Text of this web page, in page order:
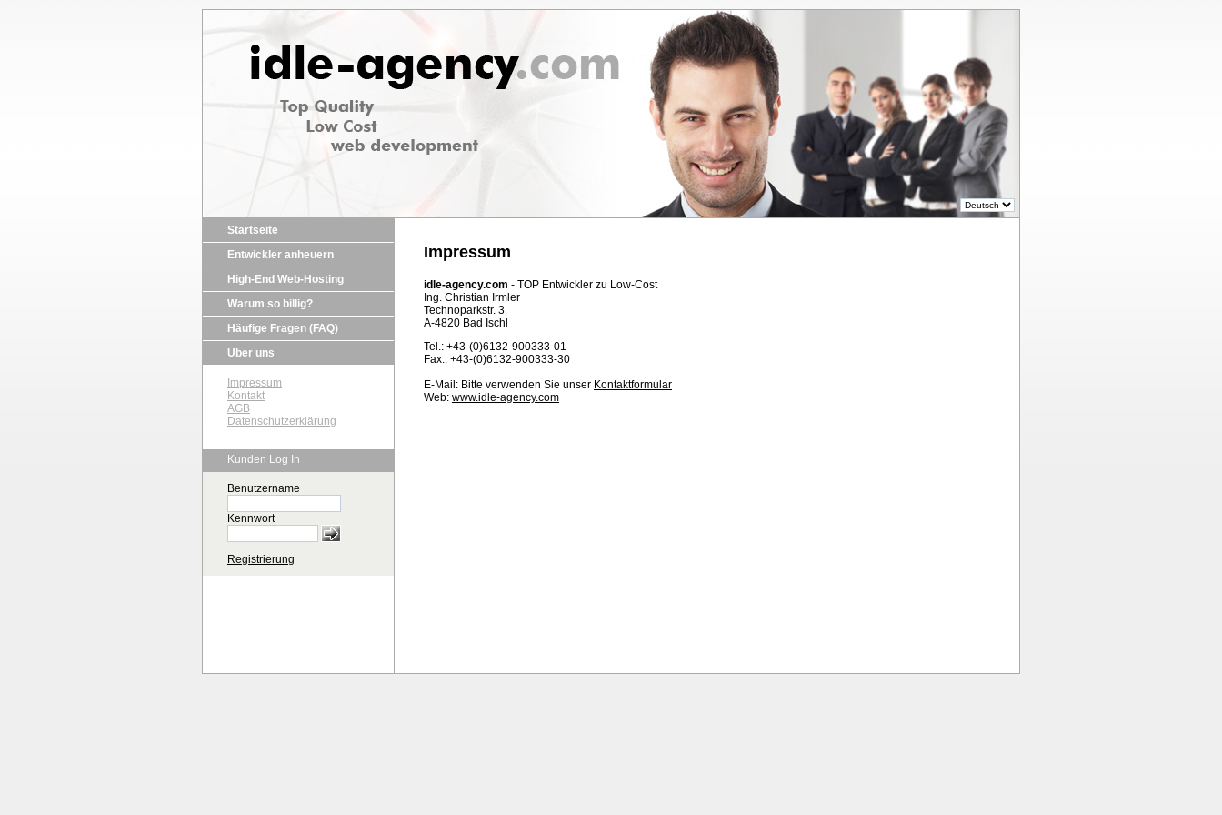
Startseite
Entwickler anheuern
High-End Web-Hosting
Warum so billig?
Häufige Fragen (FAQ)
Über uns
Impressum
Kontakt
AGB
Datenschutzerklärung
Kunden Log In
Benutzername
Kennwort
Registrierung
Impressum
idle-agency.com - TOP Entwickler zu Low-Cost
Ing. Christian Irmler
Technoparkstr. 3
A-4820 Bad Ischl
Tel.: +43-(0)6132-900333-01
Fax.: +43-(0)6132-900333-30
E-Mail: Bitte verwenden Sie unser Kontaktformular
Web: www.idle-agency.com